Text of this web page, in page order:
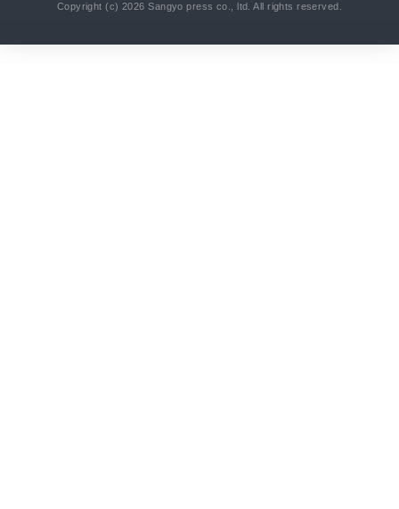
Copyright (c) 2026 Sangyo press co., ltd. All rights reserved.